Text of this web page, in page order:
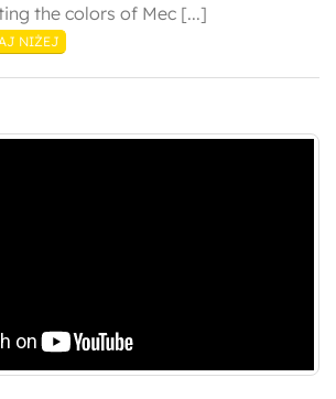
the colors of Mec [...]
NIŻEJ